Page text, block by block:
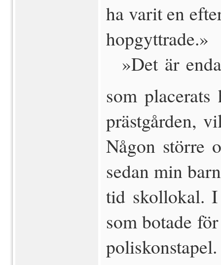
ha varit en
hopgyttrade.»
 »Det är
som placerats
prästgården,
Någon större
sedan min
tid skollokal. I
som botade